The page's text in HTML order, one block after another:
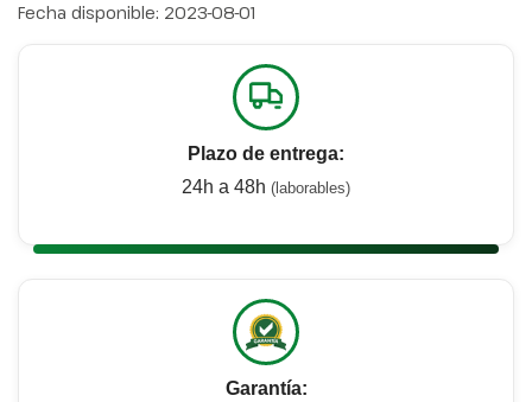
Fecha disponible: 2023-08-01
Plazo de entrega:
24h a 48h (laborables)
Garantía: